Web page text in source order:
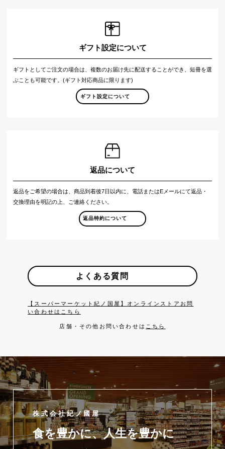
ギフト設定について
ギフトとしてご注文の場合は、複数のお届け先に配送することができ、短冊を選
ぶことも可能です。(ギフト対応商品に限ります)
ギフト設定について
返品について
返品をご希望の場合は、商品到着後7日以内に、電話またはEメールにて返品・
交換理由を明記の上、ご連絡ください。
返品特約について
よくある質問
【スーパーマーケット紀ノ国屋】オンラインストアお問
い合わせはこちら
店舗・その他お問い合わせは こちら
株式会社紀ノ國屋
食を豊かに、人生を豊かに